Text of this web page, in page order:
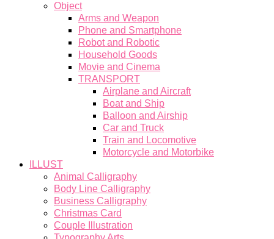
Object
Arms and Weapon
Phone and Smartphone
Robot and Robotic
Household Goods
Movie and Cinema
TRANSPORT
Airplane and Aircraft
Boat and Ship
Balloon and Airship
Car and Truck
Train and Locomotive
Motorcycle and Motorbike
ILLUST
Animal Calligraphy
Body Line Calligraphy
Business Calligraphy
Christmas Card
Couple Illustration